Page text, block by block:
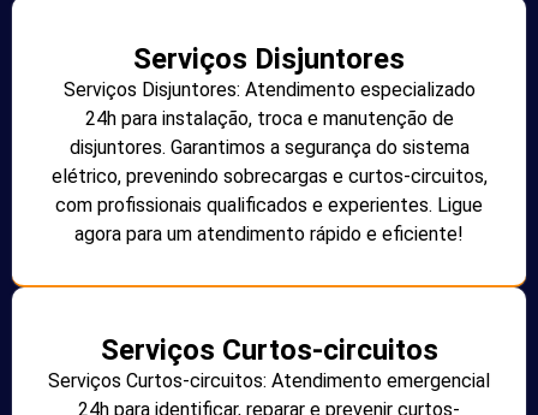
Serviços Disjuntores
Serviços Disjuntores: Atendimento especializado
24h para instalação, troca e manutenção de
disjuntores. Garantimos a segurança do sistema
elétrico, prevenindo sobrecargas e curtos-circuitos,
com profissionais qualificados e experientes. Ligue
agora para um atendimento rápido e eficiente!
Serviços Curtos-circuitos
Serviços Curtos-circuitos: Atendimento emergencial
24h para identificar, reparar e prevenir curtos-